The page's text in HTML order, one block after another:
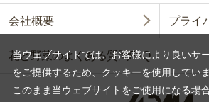
会社概要 プライ
花と野菜のよくある質問FAQ
当ウェブサイトでは、お客様により良いサ
をご提供するため、クッキーを使用していま
このまま当ウェブサイトをご使用になる場